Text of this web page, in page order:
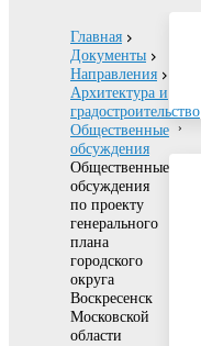
Главная
Документы
Направления
Архитектура и
градостроительство
Общественные
обсуждения
Общественные
обсуждения
по проекту
генерального
плана
городского
округа
Воскресенск
Московской
области